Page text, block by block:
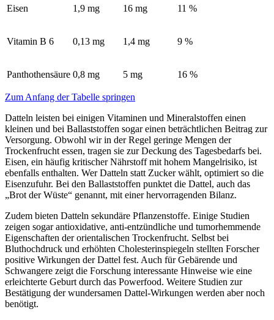
Eisen 1,9 mg 16 mg 11 %
Vitamin B 6 0,13 mg 1,4 mg 9 %
Panthothensäure 0,8 mg 5 mg 16 %
Zum Anfang der Tabelle springen
Datteln leisten bei einigen Vitaminen und Mineralstoffen einen
kleinen und bei Ballaststoffen sogar einen beträchtlichen Beitrag zur
Versorgung. Obwohl wir in der Regel geringe Mengen der
Trockenfrucht essen, tragen sie zur Deckung des Tagesbedarfs bei.
Eisen, ein häufig kritischer Nährstoff mit hohem Mangelrisiko, ist
ebenfalls enthalten. Wer Datteln statt Zucker wählt, optimiert so die
Eisenzufuhr. Bei den Ballaststoffen punktet die Dattel, auch das
„Brot der Wüste“ genannt, mit einer hervorragenden Bilanz.
Zudem bieten Datteln sekundäre Pflanzenstoffe. Einige Studien
zeigen sogar antioxidative, anti-entzündliche und tumorhemmende
Eigenschaften der orientalischen Trockenfrucht. Selbst bei
Bluthochdruck und erhöhten Cholesterinspiegeln stellten Forscher
positive Wirkungen der Dattel fest. Auch für Gebärende und
Schwangere zeigt die Forschung interessante Hinweise wie eine
erleichterte Geburt durch das Powerfood. Weitere Studien zur
Bestätigung der wundersamen Dattel-Wirkungen werden aber noch
benötigt.